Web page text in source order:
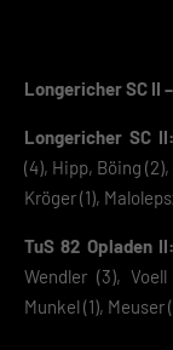
Longericher SC II
Longericher SC II:
(4), Hipp, Böing
Kröger (1),
TuS 82 Opladen II:
Wendler (3),
Munkel (1), Meuser